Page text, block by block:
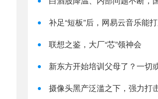
补足“短板”后，网易云音乐能
联想之鉴，大厂“芯”领神会
新东方开始培训父母了？一切
摄像头黑产泛滥之下，强力打